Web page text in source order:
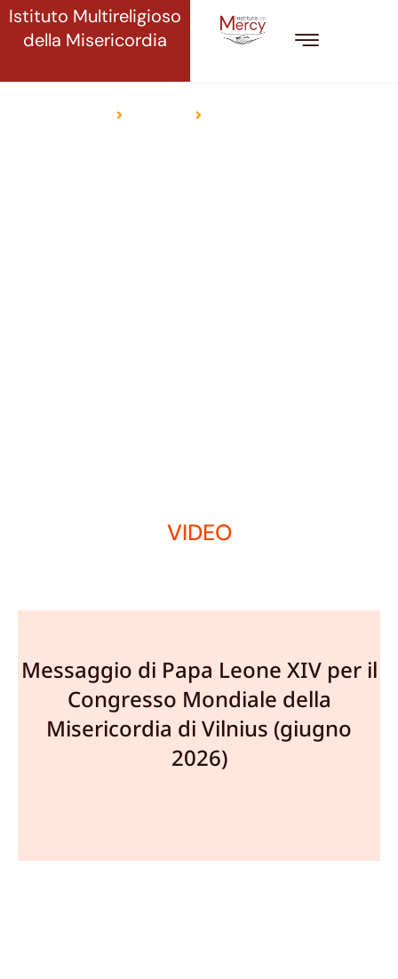
Istituto Multireligioso
della Misericordia
CRISTIANESIMO
VIDEO
Messaggio di Papa Leone XIV per il
Congresso Mondiale della
Misericordia di Vilnius (giugno
2026)